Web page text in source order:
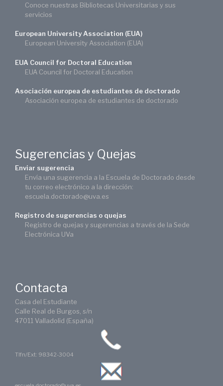
Conoce nuestras Bibliotecas Universitarias y sus
servicios
European University Association (EUA)
European University Association (EUA)
EUA Council for Doctoral Education
EUA Council for Doctoral Education
Asociación europea de estudiantes de doctorado
Asociación europea de estudiantes de doctorado
Sugerencias y Quejas
Enviar sugerencia
Envía una sugerencia a la Escuela de Doctorado desde
tu correo electrónico a la dirección:
escuela.doctorado@uva.es
Registro de sugerencias o quejas
Registro de quejas y sugerencias a través de la Sede
Electrónica UVa
Contacta
Casa del Estudiante
Calle Real de Burgos, s/n
47011 Valladolid (España)
Tlfn/Ext: 98342-3004